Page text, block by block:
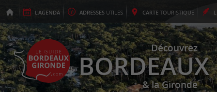
L'AGENDA ADRESSES UTILES CARTE TOURISTIQUE
Découvrez
BORDEAUX
& la Gironde